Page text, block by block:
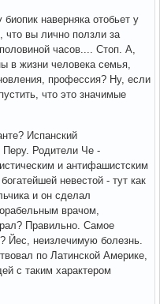
наверняка отобьет у
что вы лично ползли за
часов.... Стоп. А,
в жизни человека семья,
профессия? Ну, если
что это значимые
Испанский
Перу. Родители Че -
и антифашистским
невестой - тут как
и он сделал
врачом,
Правильно. Самое
Йес, неизлечимую болезнь.
по Латинской Америке,
с таким характером